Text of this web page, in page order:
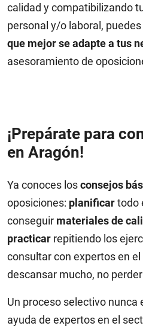
calidad y compatibilizando
personal y/o laboral,
que mejor se adapte a tus
asesoramiento de
¡Prepárate para
en Aragón!
Ya conoces losconsejos
oposiciones: planificartodo
conseguir materiales de
practicar repitiendo los
consultar con expertos en
descansar mucho, no
Un proceso selectivo nunca
ayuda de expertos en el